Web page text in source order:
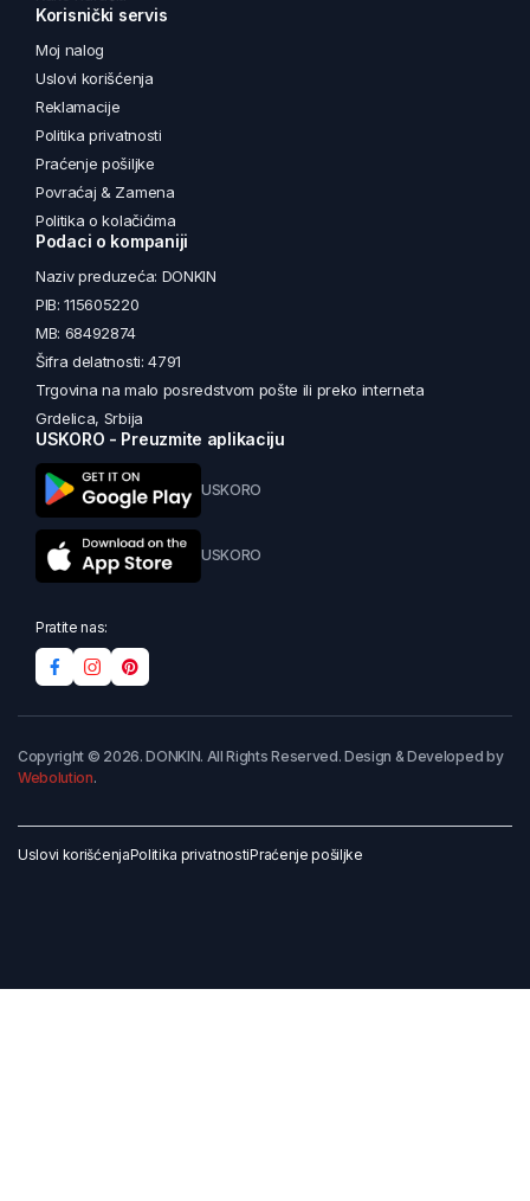
Korisnički servis
Moj nalog
Uslovi korišćenja
Reklamacije
Politika privatnosti
Praćenje pošiljke
Povraćaj & Zamena
Politika o kolačićima
Podaci o kompaniji
Naziv preduzeća: DONKIN
PIB: 115605220
MB: 68492874
Šifra delatnosti: 4791
Trgovina na malo posredstvom pošte ili preko interneta
Grdelica, Srbija
USKORO - Preuzmite aplikaciju
USKORO
USKORO
Pratite nas:
Copyright © 2026. DONKIN. All Rights Reserved. Design & Developed by
Webolution.
Uslovi korišćenjaPolitika privatnostiPraćenje pošiljke